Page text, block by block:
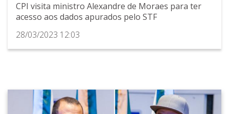
CPI visita ministro Alexandre de Moraes para ter
acesso aos dados apurados pelo STF
28/03/2023 12:03